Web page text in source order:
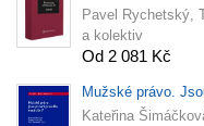
Pavel Rychetský,
a kolektiv
Od 2 081 Kč
Mužské právo.
Kateřina